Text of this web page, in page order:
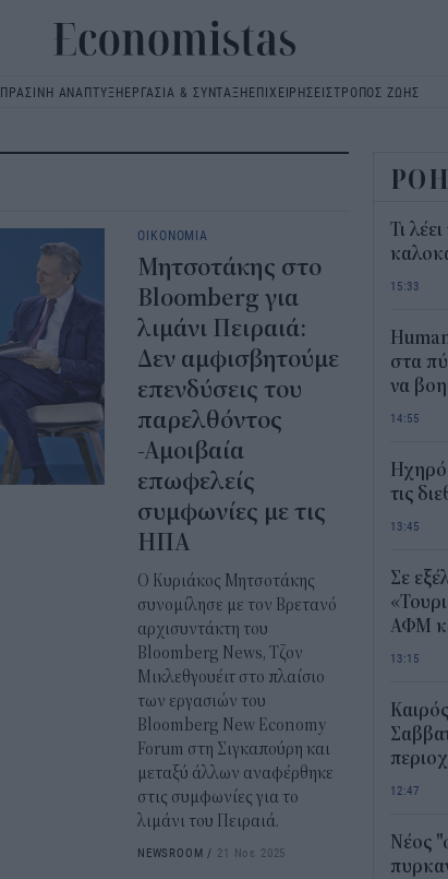
ΠΡΑΣΙΝΗ ΑΝΑΠΤΥΞΗΕΡΓΑΣΙΑ & ΣΥΝΤΑΞΗΕΠΙΧΕΙΡΗΣΕΙΣΤΡΟΠΟΣ ΖΩΗΣ
ΟΙΚΟΝΟΜΙΑ
Μητσοτάκης στο
Bloomberg για
λιμάνι Πειραιά:
Δεν αμφισβητούμε
επενδύσεις του
παρελθόντος
-Αμοιβαία
επωφελείς
συμφωνίες με τις
ΗΠΑ
Ο Κυριάκος Μητσοτάκης
συνομίλησε με τον Βρετανό
αρχισυντάκτη του
Bloomberg News, Τζον
Μικλεθγουέιτ στο πλαίσιο
των εργασιών του
Bloomberg New Economy
Forum στη Σιγκαπούρη και
μεταξύ άλλων αναφέρθηκε
στις συμφωνίες για το
λιμάνι του Πειραιά.
NEWSROOM / 21 Νοε 2025
Τι
15:33
στα
να
14:55
Ηχηρό
τις
13:45
Σε
ΑΦΜ
13:15
12:47
Νέος